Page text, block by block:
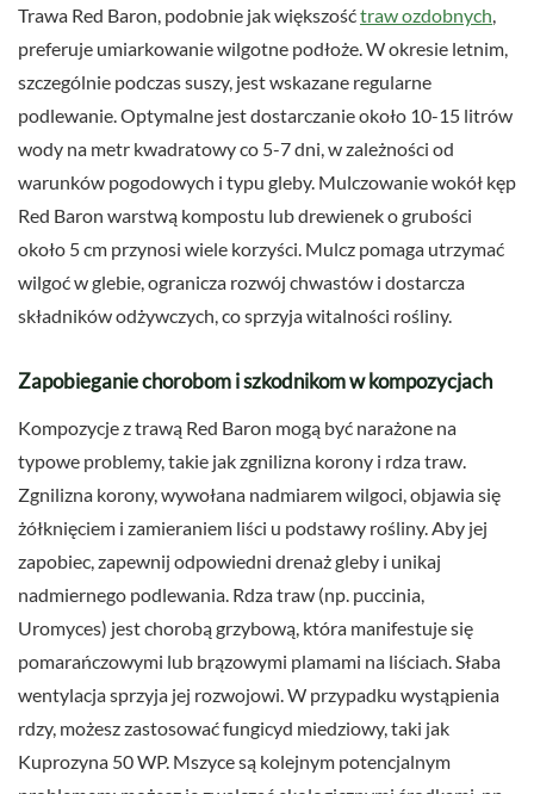
Trawa Red Baron, podobnie jak większośćtraw ozdobnych
preferuje umiarkowanie wilgotne podłoże. W okresie letnim,
szczególnie podczas suszy, jest wskazane regularne
podlewanie. Optymalne jest dostarczanie około 10-15 litrów
wody na metr kwadratowy co 5-7 dni, w zależności od
warunków pogodowych i typu gleby. Mulczowanie wokół kęp
Red Baron warstwą kompostu lub drewienek o grubości
około 5 cm przynosi wiele korzyści. Mulcz pomaga utrzymać
wilgoć w glebie, ogranicza rozwój chwastów i dostarcza
składników odżywczych, co sprzyja witalności rośliny.
Zapobieganie chorobom i szkodnikom w kompozycjach
Kompozycje z trawą Red Baron mogą być narażone na
typowe problemy, takie jak zgnilizna korony i rdza traw.
Zgnilizna korony, wywołana nadmiarem wilgoci, objawia się
żółknięciem i zamieraniem liści u podstawy rośliny. Aby jej
zapobiec, zapewnij odpowiedni drenaż gleby i unikaj
nadmiernego podlewania. Rdza traw (np. puccinia,
Uromyces) jest chorobą grzybową, która manifestuje się
pomarańczowymi lub brązowymi plamami na liściach. Słaba
wentylacja sprzyja jej rozwojowi. W przypadku wystąpienia
rdzy, możesz zastosować fungicyd miedziowy, taki jak
Kuprozyna 50 WP. Mszyce są kolejnym potencjalnym